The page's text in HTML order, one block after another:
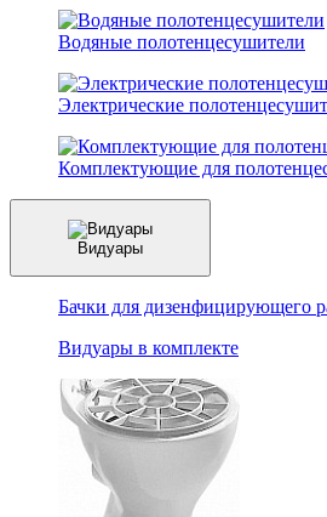
Водяные полотенцесушители
Электрические
Комплектующие для
Видуары
Бачки для дизенфицирующего
Видуары в комплекте